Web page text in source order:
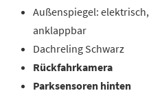
Außenspiegel:
anklappbar
Dachreling Schwarz
Rückfahrkamera
Parksensoren hinten